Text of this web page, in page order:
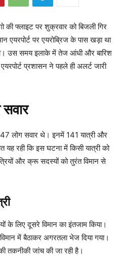
की फ्लाइट पर शुक्रवार को बिजली गिर
पर एयरोब्रिज के पास खड़ा था
उस समय इलाके में तेज आंधी और बारिश
प्रशासन ने पहले ही अलर्ट जारी
लोग सवार थे। इनमें 141 यात्री और
रही कि इस घटना में किसी यात्री को
और क्रू सदस्यों को तुरंत विमान से
के लिए दूसरे विमान का इंतजाम किया।
में बैठाकर अगरतला भेज दिया गया।
तकनीकी जांच की जा रही है।